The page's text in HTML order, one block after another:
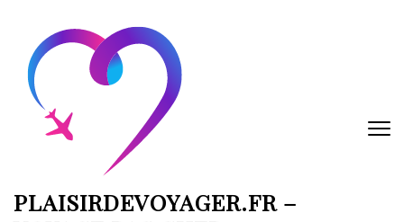
contenu
(Pressez
Entrée)
PLAISIRDEVOYAGER.FR –